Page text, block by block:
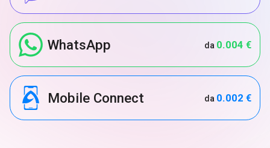
WhatsApp da 0.004 €
Mobile Connect da 0.002 €